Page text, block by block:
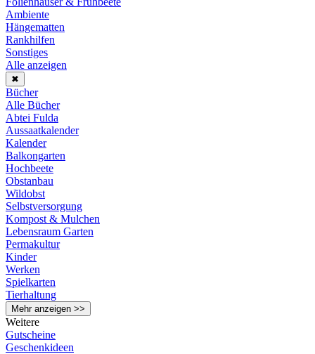
Ambiente
Hängematten
Rankhilfen
Sonstiges
Alle anzeigen
✖
Bücher
Alle Bücher
Abtei Fulda
Aussaatkalender
Kalender
Balkongarten
Hochbeete
Obstanbau
Wildobst
Selbstversorgung
Kompost & Mulchen
Lebensraum Garten
Permakultur
Kinder
Werken
Spielkarten
Tierhaltung
Mehr anzeigen >>
Weitere
Gutscheine
Geschenkideen